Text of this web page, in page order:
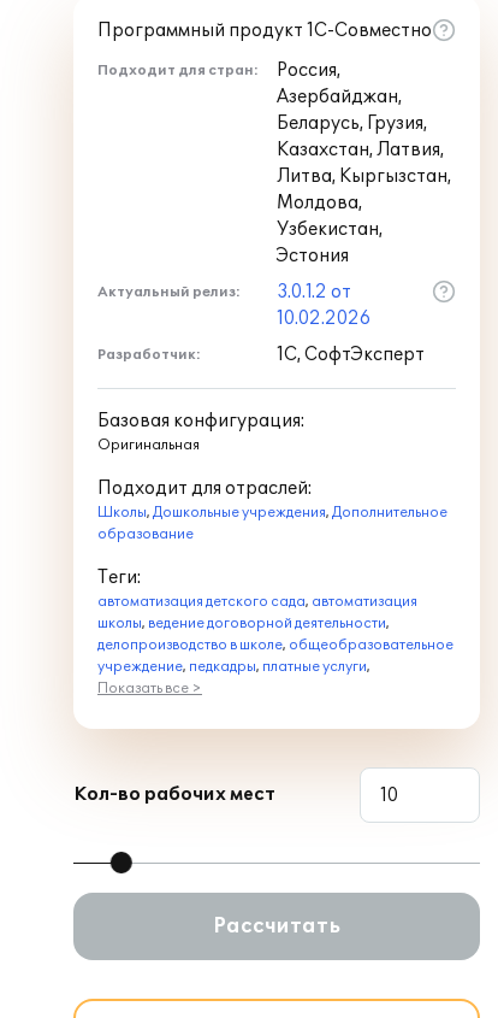
Программный продукт 1С-Совместно
Подходит для стран:
Россия,
Азербайджан,
Беларусь, Грузия,
Казахстан, Латвия,
Литва, Кыргызстан,
Молдова,
Узбекистан,
Эстония
Актуальный релиз:
3.0.1.2 от
10.02.2026
Разработчик: 1С, СофтЭксперт
Базовая конфигурация:
Оригинальная
Подходит для отраслей:
Школы, Дошкольные учреждения, Дополнительное
образование
Теги:
автоматизация детского сада, автоматизация
школы, ведение договорной деятельности,
делопроизводство в школе, общеобразовательное
учреждение, педкадры, платные услуги,
Показать все >
Кол-во рабочих мест
Рассчитать